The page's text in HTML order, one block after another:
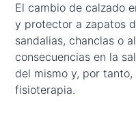
El cambio de calzado
y protector a zapatos
sandalias, chanclas o
consecuencias en la
del mismo y, por
fisioterapia.